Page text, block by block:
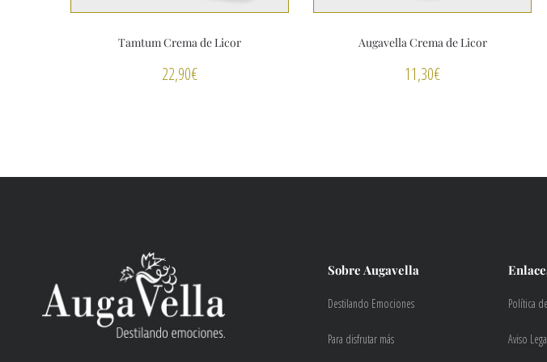
Tamtum Crema de Licor
22,90€
Augavella Crema de Licor
11,30€
Sobre Augavella
Destilando Emociones
Para disfrutar más
Política
Aviso